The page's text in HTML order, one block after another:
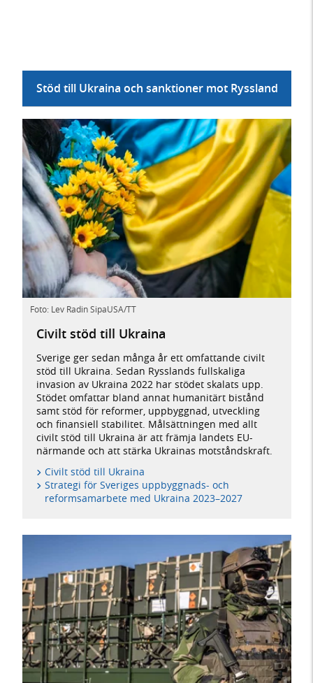
Stöd till Ukraina och sanktioner mot Ryssland
Foto: Lev Radin SipaUSA/TT
Civilt stöd till Ukraina
Sverige ger sedan många år ett omfattande civilt
stöd till Ukraina. Sedan Rysslands fullskaliga
invasion av Ukraina 2022 har stödet skalats upp.
Stödet omfattar bland annat humanitärt bistånd
samt stöd för reformer, uppbyggnad, utveckling
och finansiell stabilitet. Målsättningen med allt
civilt stöd till Ukraina är att främja landets EU-
närmande och att stärka Ukrainas motståndskraft.
Civilt stöd till Ukraina
Strategi för Sveriges uppbyggnads- och
reformsamarbete med Ukraina 2023–2027